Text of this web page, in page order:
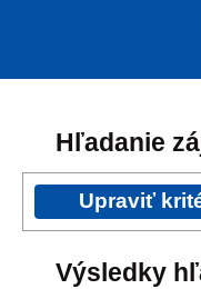
Hľadanie
Výsledky